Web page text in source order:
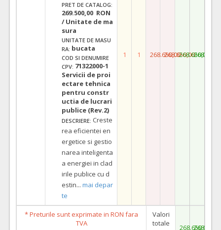
PRET DE CATALOG:
269.500,00 RON
/ Unitate de ma
sura
UNITATE DE MASU
RA: bucata
COD SI DENUMIRE
CPV: 71322000-1
Servicii de proi
ectare tehnica
pentru constr
uctia de lucrari
publice (Rev.2)
DESCRIERE: Creste
rea eficientei en
ergetice si gestio
narea inteligenta
a energiei in clad
irile publice cu d
estin... mai depar
te
1 1 268.650,00
268.650,00
268.650,00
* Preturile sunt exprimate in RON fara
TVA
Valori
totale
268.650,00